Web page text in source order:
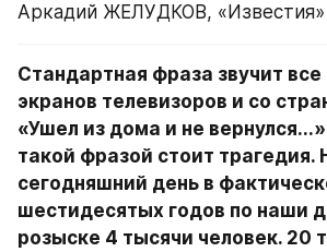
Аркадий ЖЕЛУДКОВ, «Известия»
Стандартная фраза звучит
экранов телевизоров и со
«Ушел из дома и не
такой фразой стоит трагедия.
сегодняшний день в
шестидесятых годов по наши
розыске 4 тысячи человек. 20